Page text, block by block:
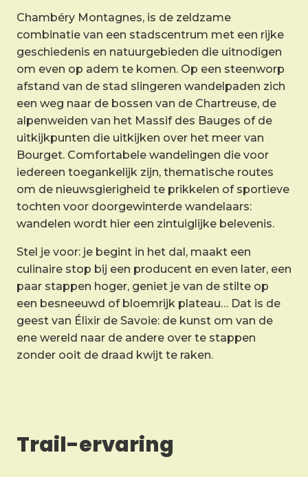
Chambéry Montagnes, is de zeldzame
combinatie van een stadscentrum met een rijke
geschiedenis en natuurgebieden die uitnodigen
om even op adem te komen. Op een steenworp
afstand van de stad slingeren wandelpaden zich
een weg naar de bossen van de Chartreuse, de
alpenweiden van het Massif des Bauges of de
uitkijkpunten die uitkijken over het meer van
Bourget. Comfortabele wandelingen die voor
iedereen toegankelijk zijn, thematische routes
om de nieuwsgierigheid te prikkelen of sportieve
tochten voor doorgewinterde wandelaars:
wandelen wordt hier een zintuiglijke belevenis.
Stel je voor: je begint in het dal, maakt een
culinaire stop bij een producent en even later, een
paar stappen hoger, geniet je van de stilte op
een besneeuwd of bloemrijk plateau… Dat is de
geest van Élixir de Savoie: de kunst om van de
ene wereld naar de andere over te stappen
zonder ooit de draad kwijt te raken.
Trail-ervaring